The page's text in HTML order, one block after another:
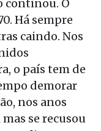
continou. O
Há sempre
caindo. Nos
o país tem de
demorar
nos anos
se recusou